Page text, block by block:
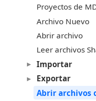
Proyectos de
Archivo Nuevo
Abrir archivo
Leer archivos
Importar
Exportar
Abrir archivos